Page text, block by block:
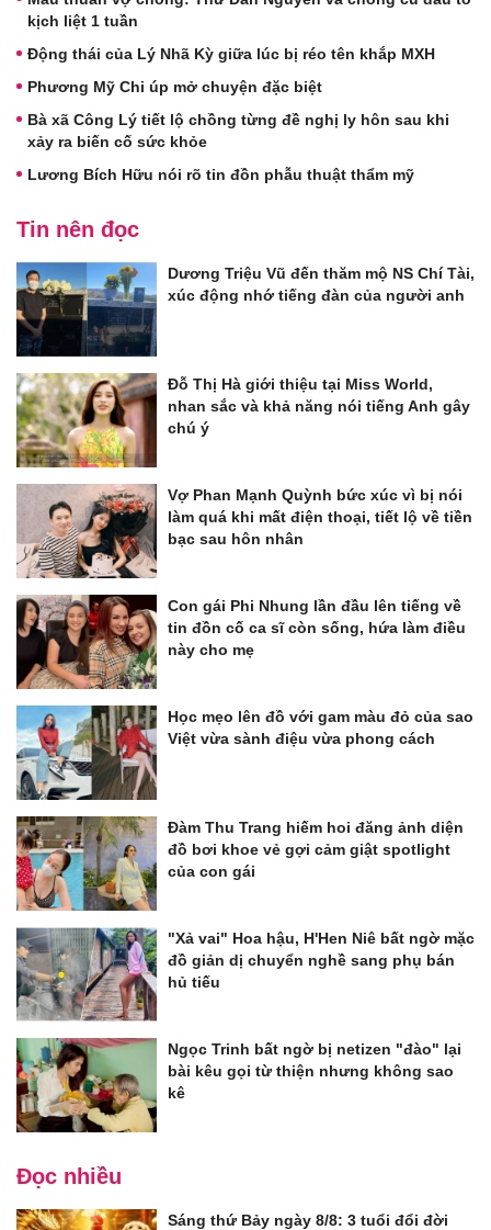
kịch liệt 1 tuần
Động thái của Lý Nhã Kỳ giữa lúc bị réo tên khắp MXH
Phương Mỹ Chi úp mở chuyện đặc biệt
Bà xã Công Lý tiết lộ chồng từng đề nghị ly hôn sau khi
xảy ra biến cố sức khỏe
Lương Bích Hữu nói rõ tin đồn phẫu thuật thẩm mỹ
Tin nên đọc
Dương Triệu Vũ đến thăm mộ NS Chí Tài,
xúc động nhớ tiếng đàn của người anh
Đỗ Thị Hà giới thiệu tại Miss World,
nhan sắc và khả năng nói tiếng Anh gây
chú ý
Vợ Phan Mạnh Quỳnh bức xúc vì bị nói
làm quá khi mất điện thoại, tiết lộ về tiền
bạc sau hôn nhân
Con gái Phi Nhung lần đầu lên tiếng về
tin đồn cố ca sĩ còn sống, hứa làm điều
này cho mẹ
Học mẹo lên đồ với gam màu đỏ của sao
Việt vừa sành điệu vừa phong cách
Đàm Thu Trang hiếm hoi đăng ảnh diện
đồ bơi khoe vẻ gợi cảm giật spotlight
của con gái
"Xả vai" Hoa hậu, H'Hen Niê bất ngờ mặc
đồ giản dị chuyển nghề sang phụ bán
hủ tiếu
Ngọc Trinh bất ngờ bị netizen "đào" lại
bài kêu gọi từ thiện nhưng không sao
kê
Đọc nhiều
Sáng thứ Bảy ngày 8/8: 3 tuổi đổi đời